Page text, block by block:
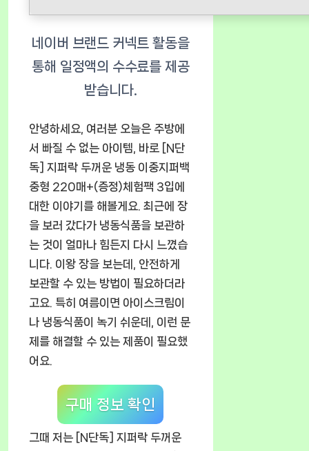
안녕하세요, 여러분 오늘은 주방에
서 빠질 수 없는 아이템, 바로 [N단
독] 지퍼락 두꺼운 냉동 이중지퍼백
중형 220매+(증정)체험팩 3입에
대한 이야기를 해볼게요. 최근에 장
을 보러 갔다가 냉동식품을 보관하
는 것이 얼마나 힘든지 다시 느꼈습
니다. 이왕 장을 보는데, 안전하게
보관할 수 있는 방법이 필요하더라
고요. 특히 여름이면 아이스크림이
나 냉동식품이 녹기 쉬운데, 이런 문
제를 해결할 수 있는 제품이 필요했
어요.
구매 정보 확인
그때 저는 [N단독] 지퍼락 두꺼운